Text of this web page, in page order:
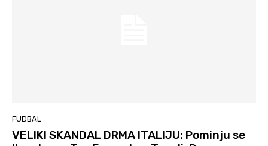
FUDBAL
VELIKI SKANDAL DRMA ITALIJU: Pominju se